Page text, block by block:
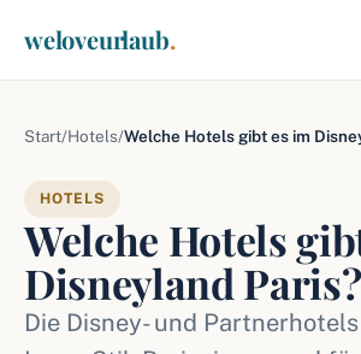
weloveurlaub.
Start/Hotels/Welche Hotels gibt es im
HOTELS
Welche Hotels
Disneyland Paris?
Die Disney- und